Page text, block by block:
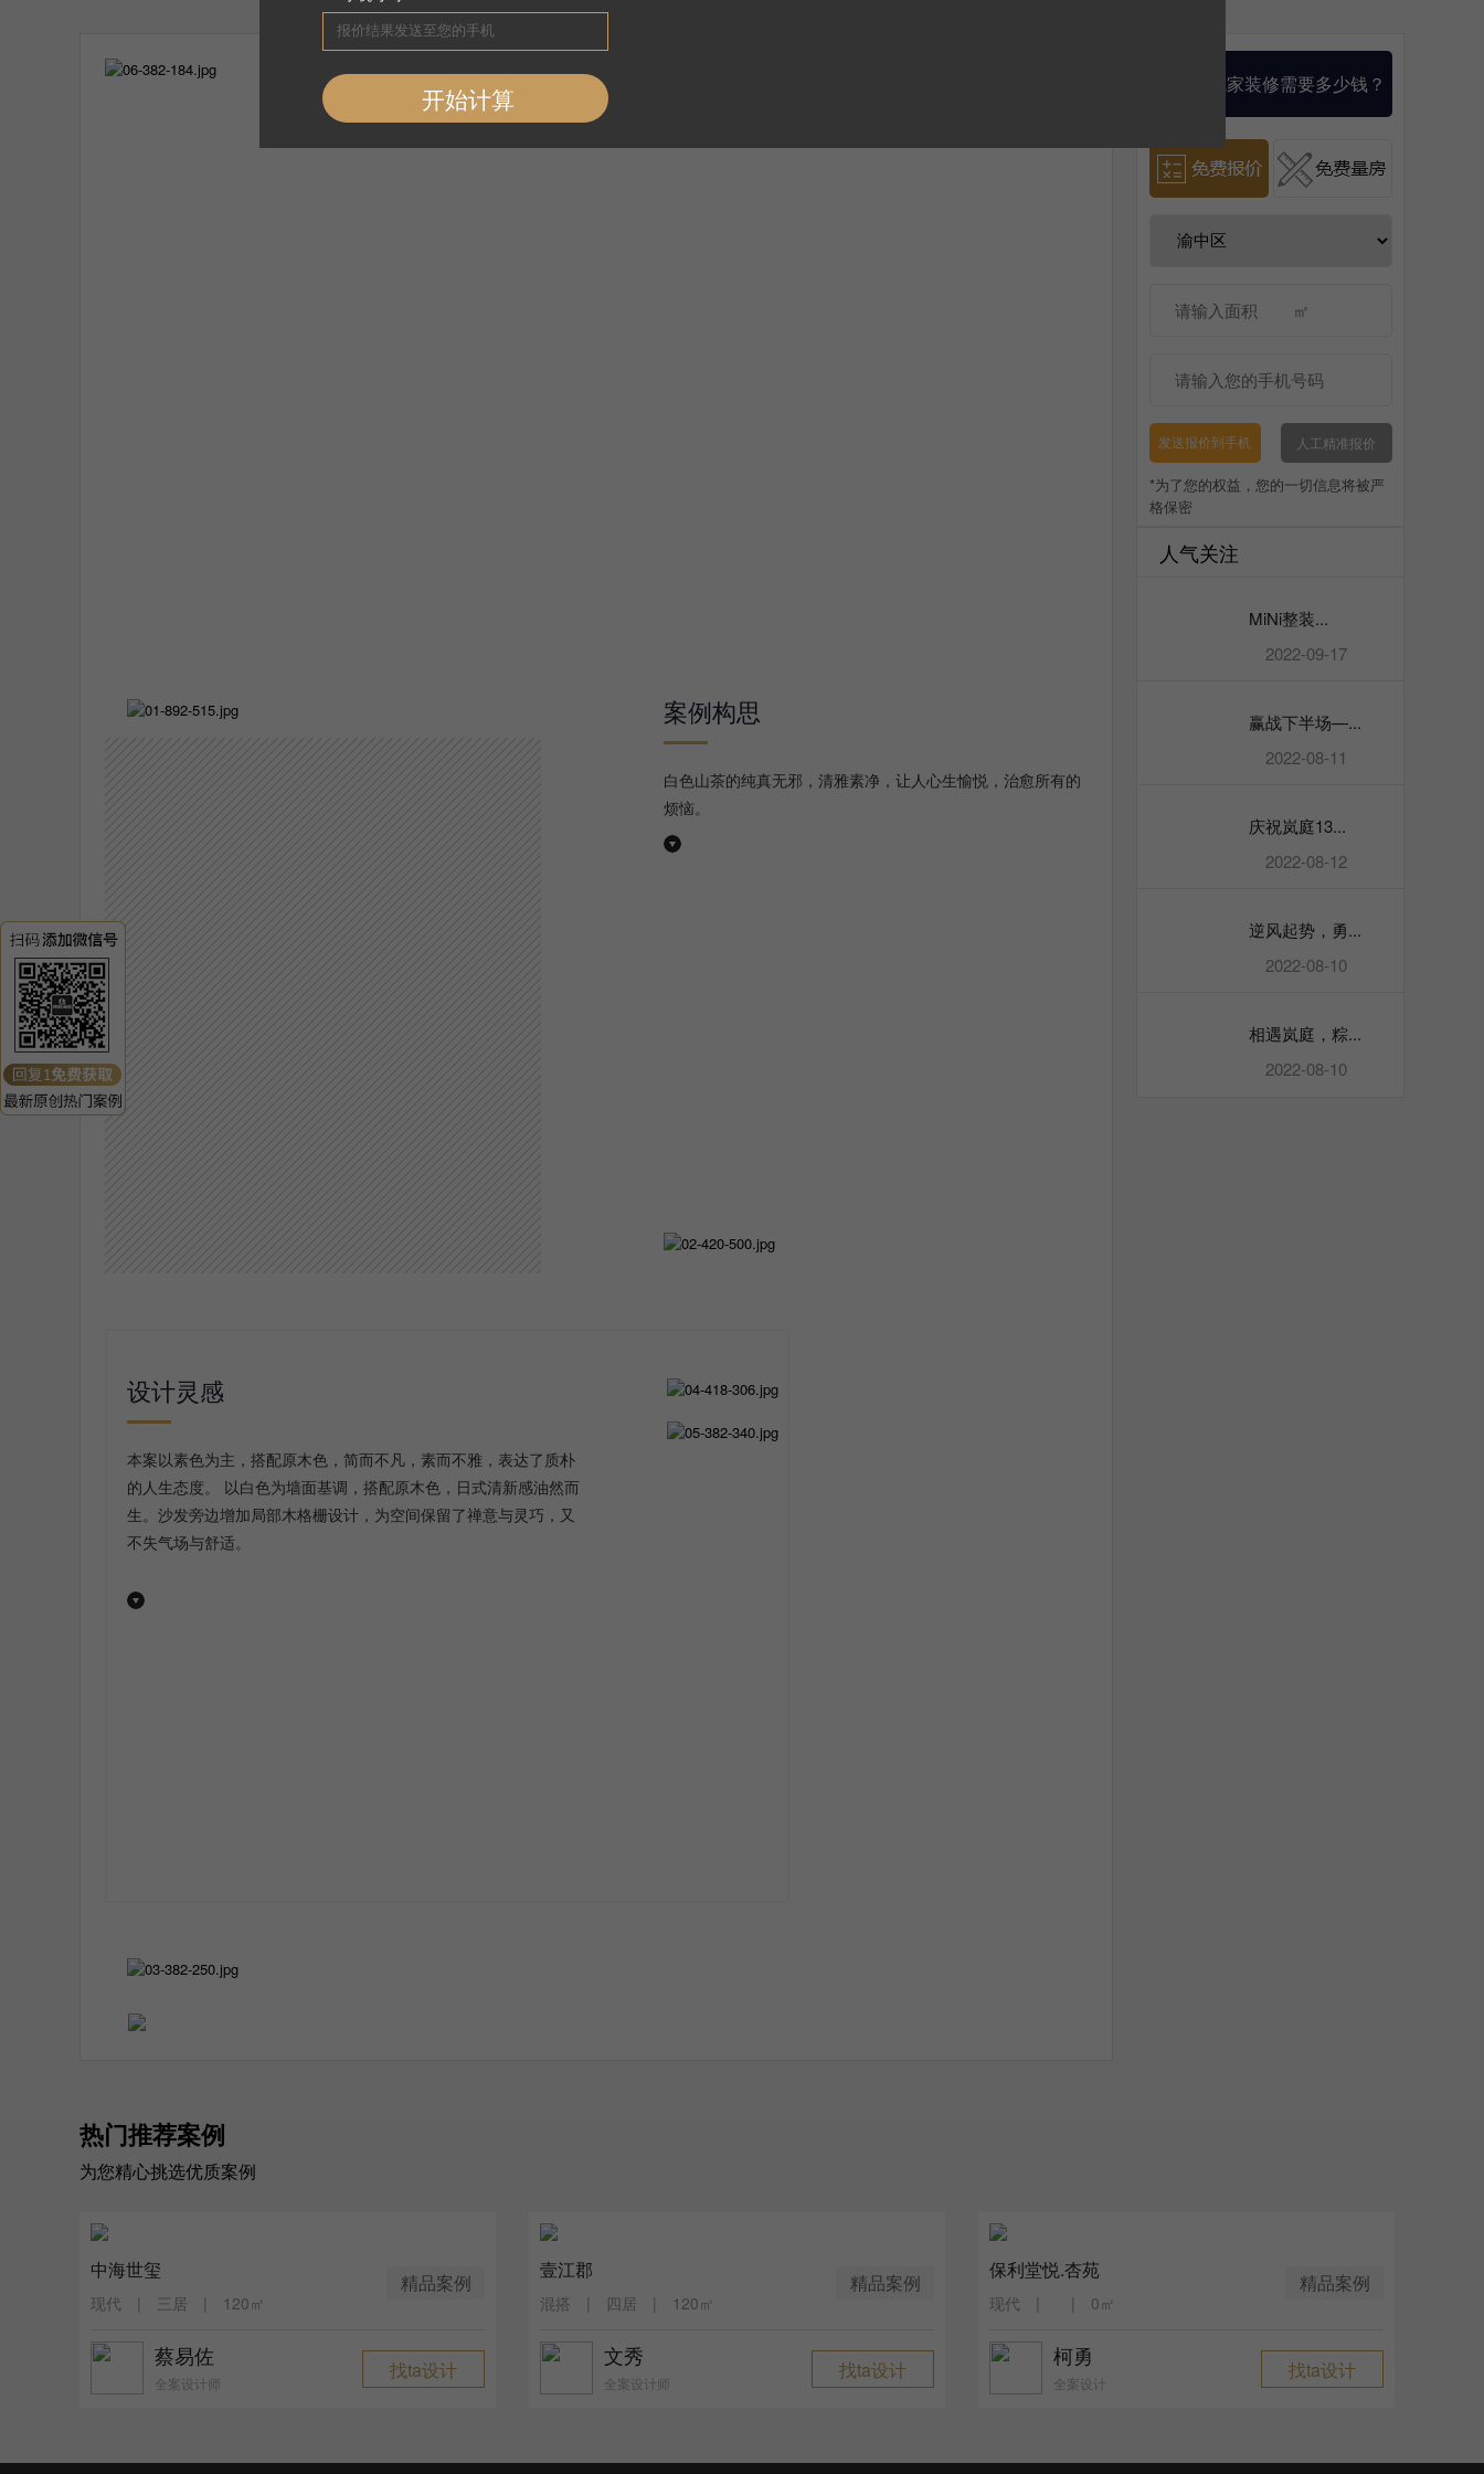
案例构思
白色山茶的纯真无邪，清雅素净，让人心生愉悦，治愈所有的
烦恼。
设计灵感
本案以素色为主，搭配原木色，简而不凡，素而不雅，表达了质朴
的人生态度。 以白色为墙面基调，搭配原木色，日式清新感油然而
生。沙发旁边增加局部木格栅设计，为空间保留了禅意与灵巧，又
不失气场与舒适。
算一算我家装修需要多少钱？
人工精准报价
发送报价到手机
*为了您的权益，您的一切信息将被严
格保密
人气关注
MiNi整装...
2022-09-17
赢战下半场—...
2022-08-11
庆祝岚庭13...
2022-08-12
逆风起势，勇...
2022-08-10
相遇岚庭，粽...
2022-08-10
热门推荐案例
为您精心挑选优质案例
精品案例
中海世玺
现代 | 三居 | 120㎡
蔡易佐
全案设计师
找ta设计
精品案例
壹江郡
混搭 | 四居 | 120㎡
文秀
全案设计师
找ta设计
精品案例
保利堂悦.杏苑
现代 | | 0㎡
柯勇
全案设计
找ta设计